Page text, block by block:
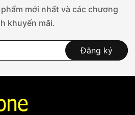
mới nhất và các chương
khuyến mãi.
Đăng ký